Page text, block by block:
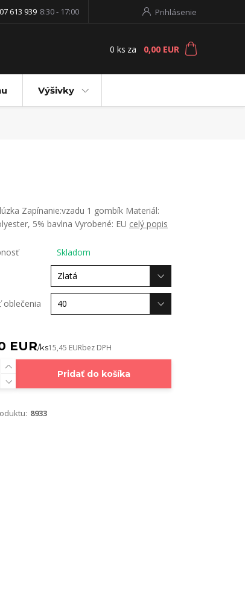
Prihlásenie
613 939 8:30 - 17:00
0 ks za 0,00 EUR
Výšivky
Zapínanie:vzadu 1 gombík Materiál:
5% bavlna Vyrobené: EU celý popis
Skladom
oblečenia
EUR/ks15,45 EURbez DPH
Pridať do košíka
8933